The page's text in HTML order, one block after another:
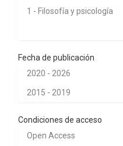
1 - Filosofía y psicología
Fecha de publicación
2020 - 2026
2015 - 2019
Condiciones de acceso
Open Access